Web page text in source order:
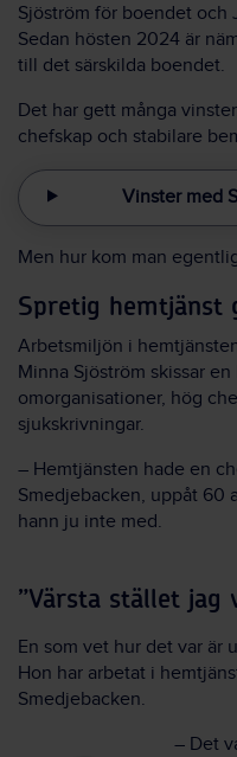
Sjöström för boendet och
Sedan hösten 2024 är
till det särskilda boendet.
Det har gett många
chefskap och stabilare
Vinster med
Men hur kom man
Spretig hemtjänst
Arbetsmiljön i
Minna Sjöström skissar
omorganisationer, hög
sjukskrivningar.
– Hemtjänsten hade en
Smedjebacken, uppåt 60
hann ju inte med.
”Värsta stället jag
En som vet hur det var är
Hon har arbetat i
Smedjebacken.
– Det